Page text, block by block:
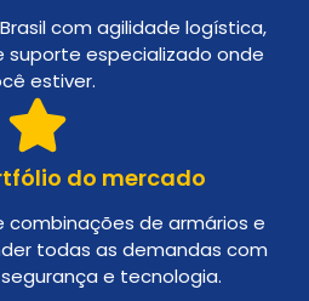
com agilidade logística,
suporte especializado onde
estiver.
do mercado
combinações de armários e
todas as demandas com
e tecnologia.